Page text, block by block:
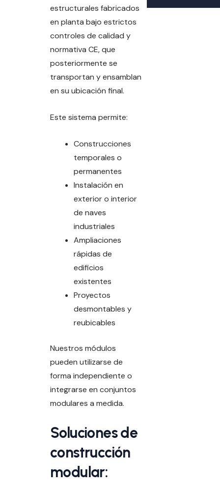
estructurales fabricados
en planta bajo estrictos
controles de calidad y
normativa CE, que
posteriormente se
transportan y ensamblan
en su ubicación final.
Este sistema permite:
Construcciones
temporales o
permanentes
Instalación en
exterior o interior
de naves
industriales
Ampliaciones
rápidas de
edificios
existentes
Proyectos
desmontables y
reubicables
Nuestros módulos
pueden utilizarse de
forma independiente o
integrarse en conjuntos
modulares a medida.
Soluciones de
construcción
modular: